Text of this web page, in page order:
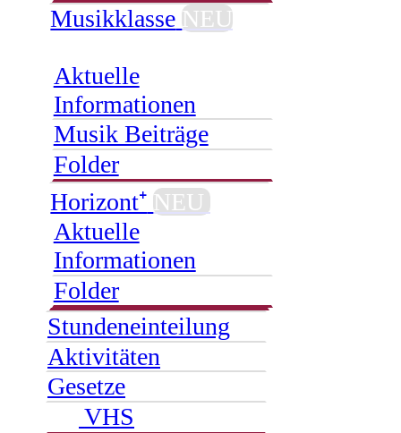
Musikklasse NEU
Aktuelle
Informationen
Musik Beiträge
Folder
Horizont⁺ NEU
Aktuelle
Informationen
Folder
Stundeneinteilung
Aktivitäten
Gesetze
VHS